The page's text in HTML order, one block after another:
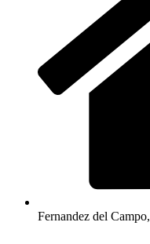
Fernandez del